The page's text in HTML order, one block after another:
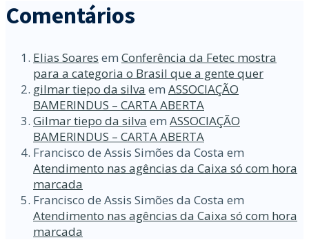
Comentários
Elias Soares em Conferência da Fetec mostra
para a categoria o Brasil que a gente quer
gilmar tiepo da silva em ASSOCIAÇÃO
BAMERINDUS – CARTA ABERTA
Gilmar tiepo da silva em ASSOCIAÇÃO
BAMERINDUS – CARTA ABERTA
Francisco de Assis Simões da Costa em
Atendimento nas agências da Caixa só com hora
marcada
Francisco de Assis Simões da Costa em
Atendimento nas agências da Caixa só com hora
marcada